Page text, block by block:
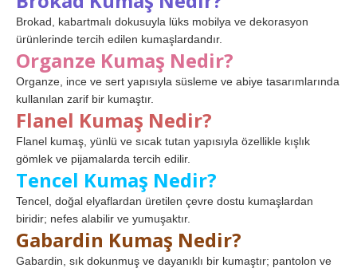
Brokad, kabartmalı dokusuyla lüks mobilya ve dekorasyon
ürünlerinde tercih edilen kumaşlardandır.
Organze Kumaş Nedir?
Organze, ince ve sert yapısıyla süsleme ve abiye tasarımlarında
kullanılan zarif bir kumaştır.
Flanel Kumaş Nedir?
Flanel kumaş, yünlü ve sıcak tutan yapısıyla özellikle kışlık
gömlek ve pijamalarda tercih edilir.
Tencel Kumaş Nedir?
Tencel, doğal elyaflardan üretilen çevre dostu kumaşlardan
biridir; nefes alabilir ve yumuşaktır.
Gabardin Kumaş Nedir?
Gabardin, sık dokunmuş ve dayanıklı bir kumaştır; pantolon ve